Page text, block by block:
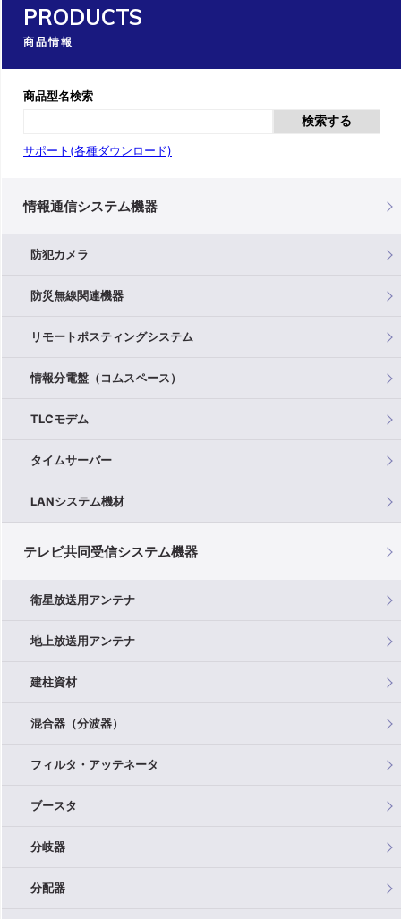
PRODUCTS
商品情報
商品型名検索
検索する
サポート(各種ダウンロード)
情報通信システム機器
防犯カメラ
防災無線関連機器
リモートポスティングシステム
情報分電盤（コムスペース）
TLCモデム
タイムサーバー
LANシステム機材
テレビ共同受信システム機器
衛星放送用アンテナ
地上放送用アンテナ
建柱資材
混合器（分波器）
フィルタ・アッテネータ
ブースタ
分岐器
分配器